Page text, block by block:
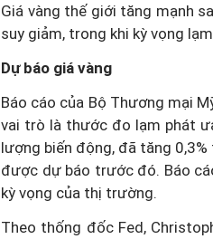
Giá vàng thế giới tăng mạnh
suy giảm, trong khi kỳ vọng
Dựbáo giá vàng
Báo cáo của Bộ Thương mại
vai trò là thước đo lạm phát
lượng biến động, đã tăng
được dự báo trước đó. Báo
kỳ vọng của thị trường.
Theo thống đốc Fed,